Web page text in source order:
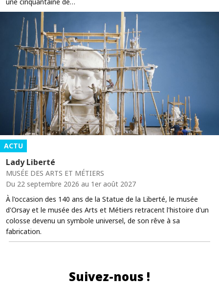
ACTU
Lady Liberté
MUSÉE DES ARTS ET MÉTIERS
Du 22 septembre 2026 au 1er août 2027
À l'occasion des 140 ans de la Statue de la Liberté, le musée
d'Orsay et le musée des Arts et Métiers retracent l'histoire d'un
colosse devenu un symbole universel, de son rêve à sa
fabrication.
Suivez-nous !